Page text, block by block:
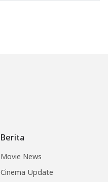
Berita
Movie News
Cinema Update